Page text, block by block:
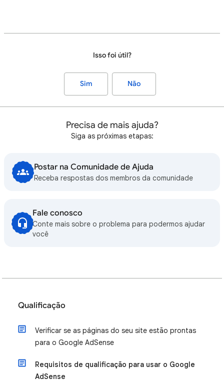
Isso foi útil?
Sim Não
Precisa de mais ajuda?
Siga as próximas etapas:
Postar na Comunidade de Ajuda
Receba respostas dos membros da comunidade
Fale conosco
Conte mais sobre o problema para podermos ajudar
você
Qualificação
Verificar se as páginas do seu site estão prontas
para o Google AdSense
Requisitos de qualificação para usar o Google
AdSense